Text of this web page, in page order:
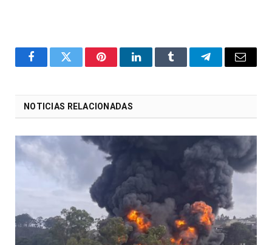
o
Twitter PinterestLinkedInTumblr Telegrama
E-
NOTICIAS RELACIONADAS